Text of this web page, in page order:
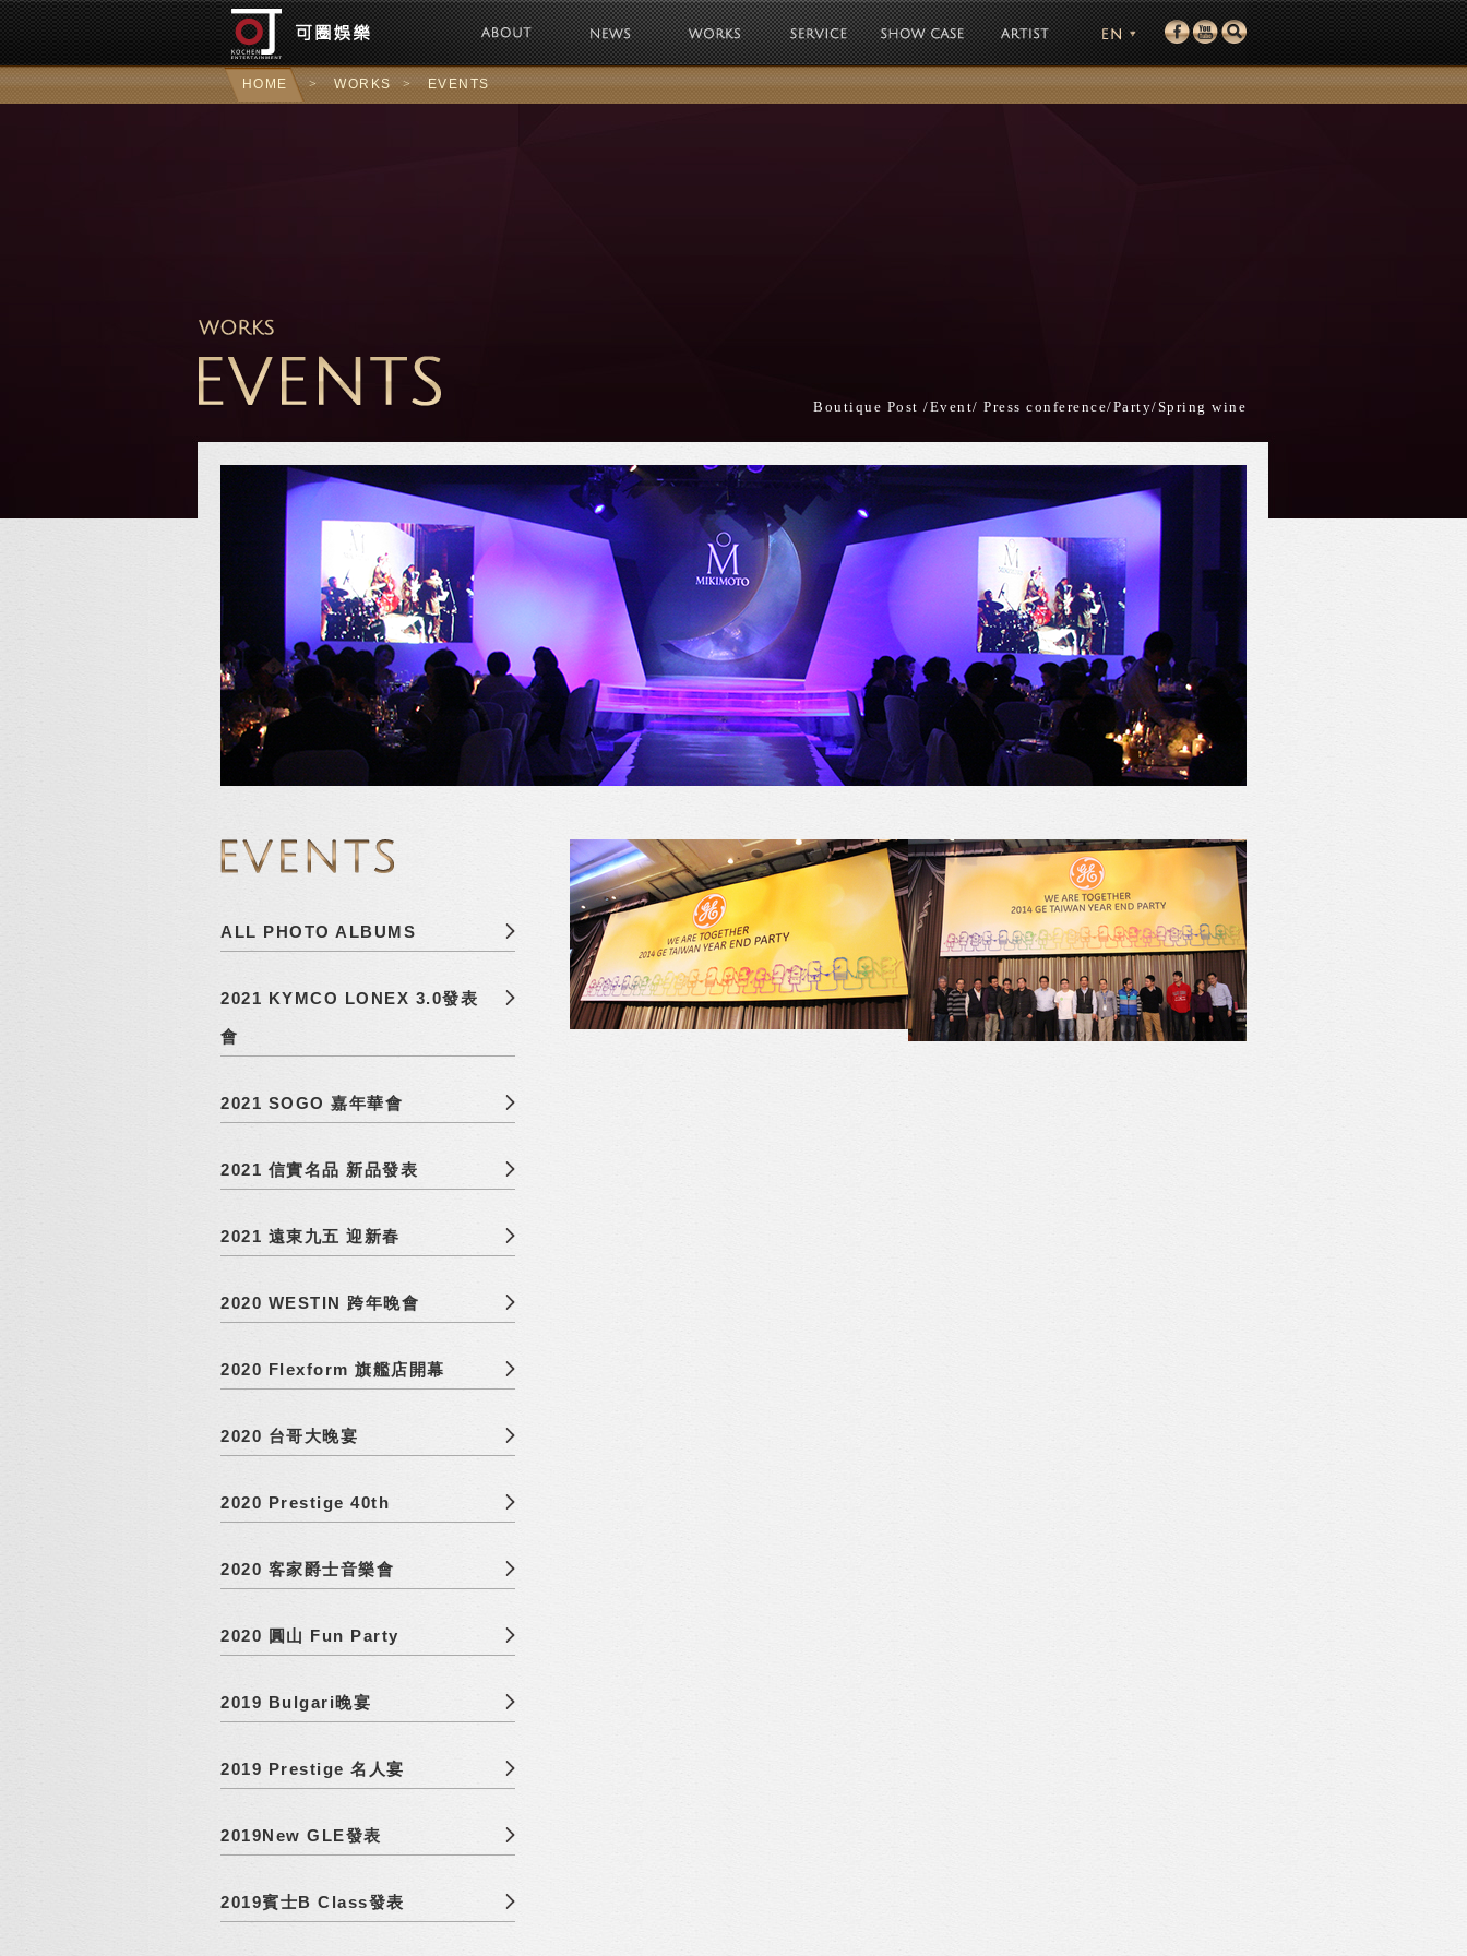
可圈娛樂Kochen Entertainment Co.
HOME > WORKS > EVENTS
Boutique Post /Event/ Press conference/Party/Spring wine
ALL PHOTO ALBUMS
2021 KYMCO LONEX 3.0發表
會
2021 SOGO 嘉年華會
2021 信實名品 新品發表
2021 遠東九五 迎新春
2020 WESTIN 跨年晚會
2020 Flexform 旗艦店開幕
2020 台哥大晚宴
2020 Prestige 40th
2020 客家爵士音樂會
2020 圓山 Fun Party
2019 Bulgari晚宴
2019 Prestige 名人宴
2019New GLE發表
2019賓士B Class發表